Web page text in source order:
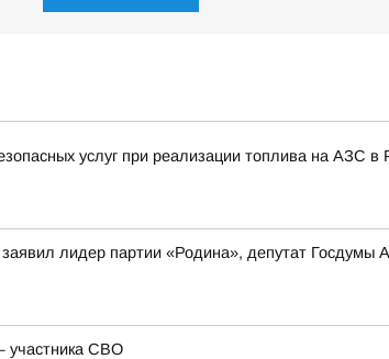
услуг при реализации топлива на АЗС в
лидер партии «Родина», депутат Госдумы
участника СВО